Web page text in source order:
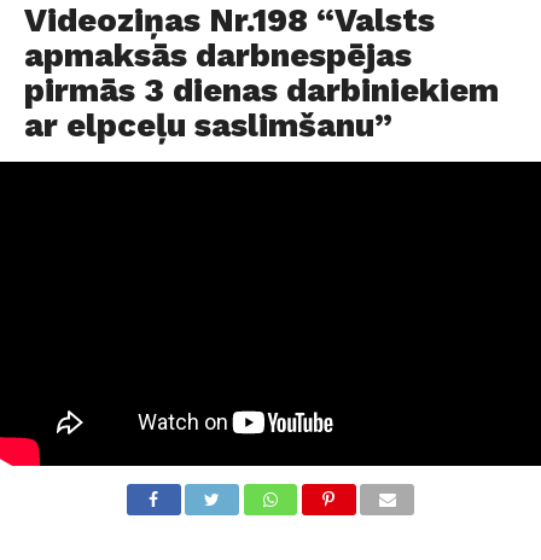
Videoziņas Nr.198 “Valsts
apmaksās darbnespējas
pirmās 3 dienas darbiniekiem
ar elpceļu saslimšanu”